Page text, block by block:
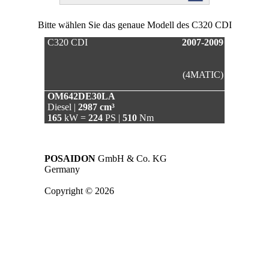
Bitte wählen Sie das genaue Modell des C320 CDI
2007-2009
(4MATIC)
C320 CDI
OM642DE30LA
Diesel | 2987 cm³
165 kW = 224 PS | 510 Nm
POSAIDON GmbH & Co. KG
Germany
Copyright © 2026